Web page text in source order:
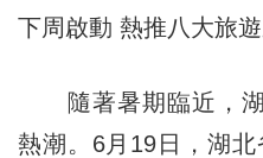
下周啟動 熱推八大旅
隨著暑期臨近，湖
熱潮。6月19日，湖